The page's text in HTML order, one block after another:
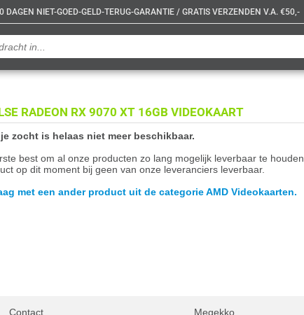
DAGEN NIET-GOED-GELD-TERUG-GARANTIE / GRATIS VERZENDEN V.A. €50,-
RADEON RX 9070 XT 16GB VIDEOKAART
zocht is helaas niet meer beschikbaar.
best om al onze producten zo lang mogelijk leverbaar te houden.
op dit moment bij geen van onze leveranciers leverbaar.
met een ander product uit de categorie AMD Videokaarten.
Contact Megekko